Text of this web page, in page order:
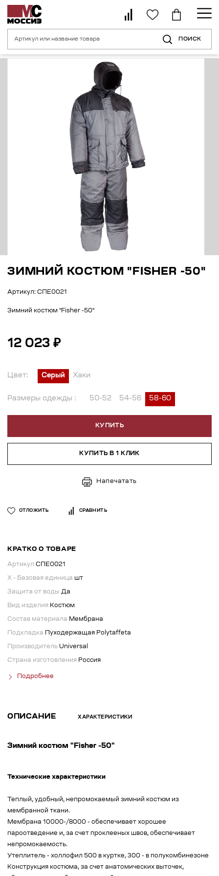
ПОИСК
Главная страница Спецодежда для туризма, рыбалки, охоты
ЗИМНИЙ КОСТЮМ "FISHER -50"
Артикул: СПЕ0021
Зимний костюм "Fisher -50"
12 023 ₽
Цвет: Серый Хаки
Размеры одежды : 50-52 54-56 58-60
КУПИТЬ
КУПИТЬ В 1 КЛИК
Напечатать
ОТЛОЖИТЬ СРАВНИТЬ
КРАТКО О ТОВАРЕ
Артикул СПЕ0021
X - Базовая единица шт
Защита от воды Да
Вид изделия Костюм
Состав материала Мембрана
Подкладка Пуходержащая Polytaffeta
Производитель Universal
Страна изготовления Россия
Подробнее
ОПИСАНИЕ ХАРАКТЕРИСТИКИ
Зимний костюм "Fisher -50"
Технические характеристики
Теплый, удобный, непромокаемый зимний костюм из
мембранной ткани.
Мембрана 10000-/8000 - обеспечивает хорошее
пароотведение и, за счет проклееных швов, обеспечивает
непромокаемость.
Утеплитель - холлофил 500 в куртке, 300 - в полукомбинезоне
Конструкция костюма, за счет анатомических выточек,